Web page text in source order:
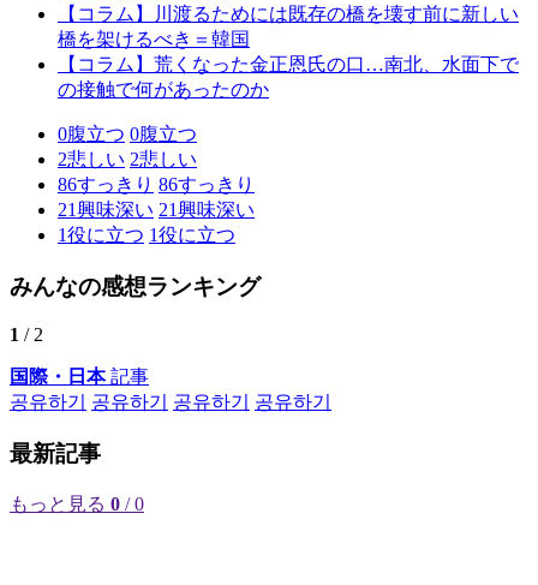
【コラム】川渡るためには既存の橋を壊す前に新しい
橋を架けるべき＝韓国
【コラム】荒くなった金正恩氏の口…南北、水面下で
の接触で何があったのか
0腹立つ 0腹立つ
2悲しい 2悲しい
86すっきり 86すっきり
21興味深い 21興味深い
1役に立つ 1役に立つ
みんなの感想ランキング
1 / 2
国際・日本記事
공유하기
공유하기 공유하기 공유하기
最新記事
もっと見る 0 / 0